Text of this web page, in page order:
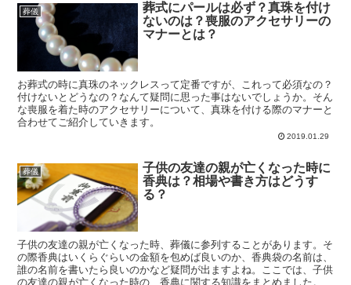
葬儀
葬式にパールは必ず？真珠を付け
ないのは？喪服のアクセサリーの
マナーとは？
お葬式の時に真珠のネックレスって定番ですが、これって必須なの？
付けないとどうなの？なんて疑問に思った事はないでしょうか。そん
な喪服を着た時のアクセサリーについて、真珠を付ける際のマナーと
合わせてご紹介していきます。
2019.01.29
葬儀
子供の友達の親が亡くなった時に
香典は？相場や書き方はどうす
る？
子供の友達の親が亡くなった時、葬儀に参列することがあります。そ
の際香典はいくらぐらいの金額を包めば良いのか、香典袋の名前は、
誰の名前を書いたら良いのかなど疑問が出ますよね。ここでは、子供
の友達の親が亡くなった時の、香典に関する知識をまとめました。